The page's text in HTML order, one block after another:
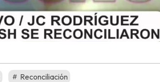
Reconciliación